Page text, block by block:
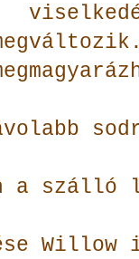
a szálló